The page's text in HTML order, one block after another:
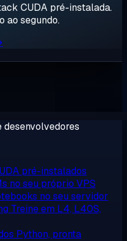
CUDA pré-instalada.
ao segundo.
desenvolvedores
pré-instalados
no seu próprio VPS
no seu servidor
Treine em L4, L40S,
Python, pronta